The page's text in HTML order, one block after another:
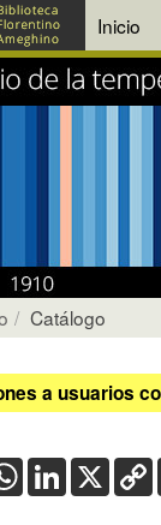
Inicio
Catálogo
a usuarios
WhatsApp
LinkedIn
X